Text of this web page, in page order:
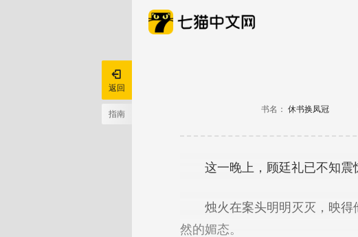

返回
指南 书名： 休书换凤冠